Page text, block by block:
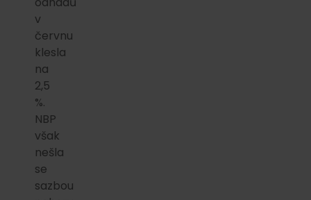
v
červnu
klesla
na
2,5
%.
NBP
však
nešla
se
sazbou